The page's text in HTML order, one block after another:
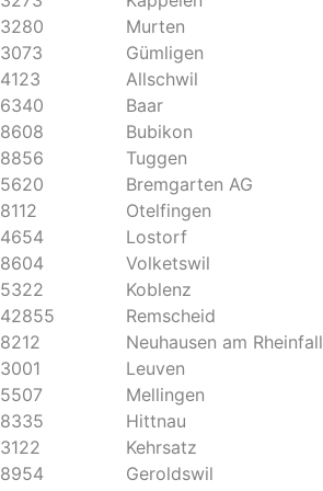
3280
Murten
3073
Gümligen
4123
Allschwil
6340
Baar
8608
Bubikon
8856
Tuggen
5620
Bremgarten AG
8112
Otelfingen
4654
Lostorf
8604
Volketswil
5322
Koblenz
42855
Remscheid
8212
Neuhausen am Rheinfall
3001
Leuven
5507
Mellingen
8335
Hittnau
3122
Kehrsatz
8954
Geroldswil